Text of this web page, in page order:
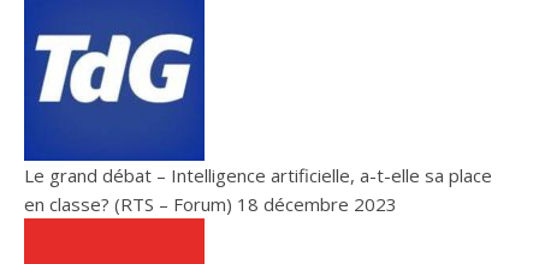
Le grand débat – Intelligence artificielle, a-t-elle sa place
en classe? (RTS – Forum) 18 décembre 2023